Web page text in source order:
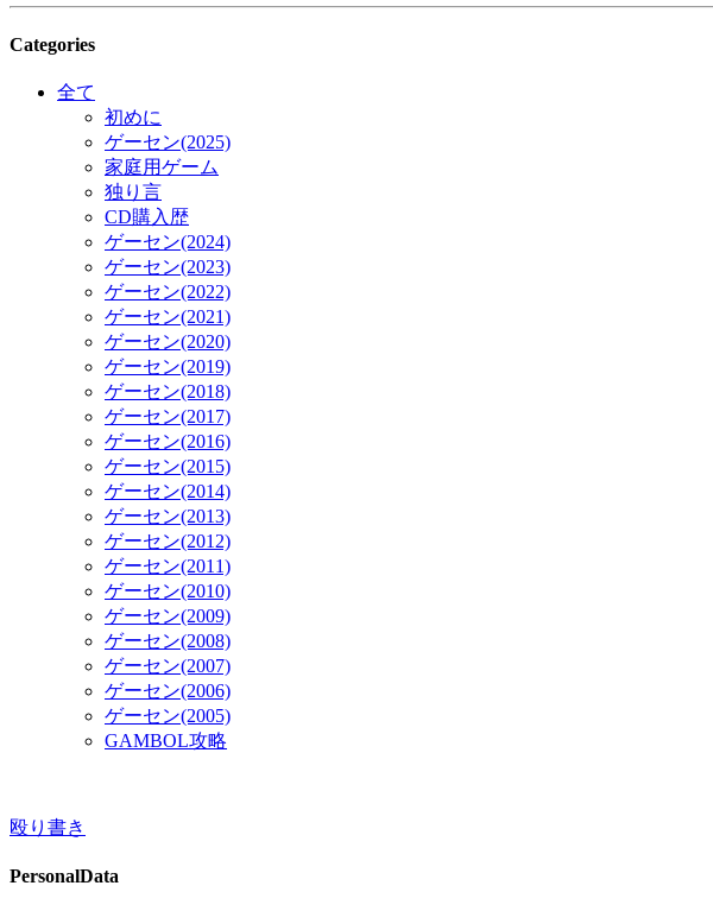
Categories
全て
初めに
ゲーセン(2025)
家庭用ゲーム
独り言
CD購入歴
ゲーセン(2024)
ゲーセン(2023)
ゲーセン(2022)
ゲーセン(2021)
ゲーセン(2020)
ゲーセン(2019)
ゲーセン(2018)
ゲーセン(2017)
ゲーセン(2016)
ゲーセン(2015)
ゲーセン(2014)
ゲーセン(2013)
ゲーセン(2012)
ゲーセン(2011)
ゲーセン(2010)
ゲーセン(2009)
ゲーセン(2008)
ゲーセン(2007)
ゲーセン(2006)
ゲーセン(2005)
GAMBOL攻略
殴り書き
PersonalData